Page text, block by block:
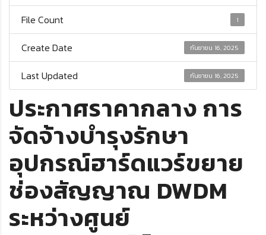
File Count 1
Create Date กันยายน 16, 2025
Last Updated กันยายน 16, 2025
ประกาศราคากลาง การ
จัดจ้างบำรุงรักษา
อุปกรณ์ฮาร์ดแวร์ขยาย
ช่องสัญญาณ DWDM
ระหว่างศูนย์